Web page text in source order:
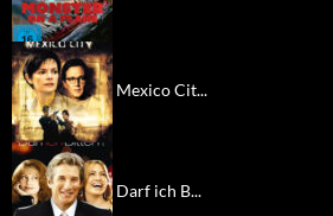
Mexico Cit...
Darf ich B...